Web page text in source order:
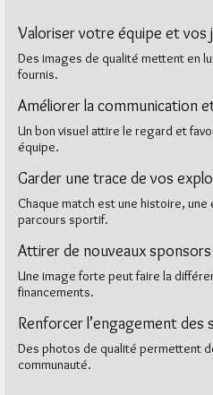
Valoriser votre équipe et vos
Des images de qualité mettent en
fournis.
Améliorer la communication
Un bon visuel attire le regard et
équipe.
Garder une trace de vos
Chaque match est une histoire,
parcours sportif.
Attirer de nouveaux
Une image forte peut faire la
financements.
Renforcer l’engagement des
Des photos de qualité permettent
communauté.